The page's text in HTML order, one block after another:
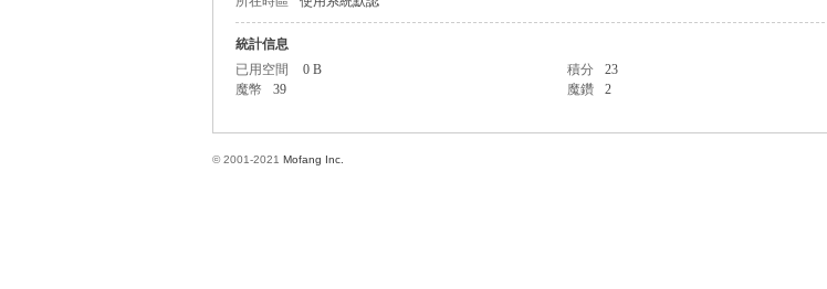
統計信息
已用空間
0 B 積分 23
魔幣
39 魔鑽 2
© 2001-2021 Mofang Inc.